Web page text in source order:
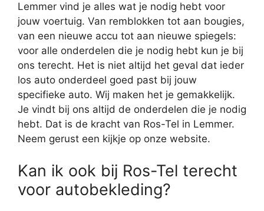
Lemmer vind je alles wat je nodig hebt voor
jouw voertuig. Van remblokken tot aan bougies,
van een nieuwe accu tot aan nieuwe spiegels:
voor alle onderdelen die je nodig hebt kun je bij
ons terecht. Het is niet altijd het geval dat ieder
los auto onderdeel goed past bij jouw
specifieke auto. Wij maken het je gemakkelijk.
Je vindt bij ons altijd de onderdelen die je nodig
hebt. Dat is de kracht van Ros-Tel in Lemmer.
Neem gerust een kijkje op onze website.
Kan ik ook bij Ros-Tel terecht
voor autobekleding?